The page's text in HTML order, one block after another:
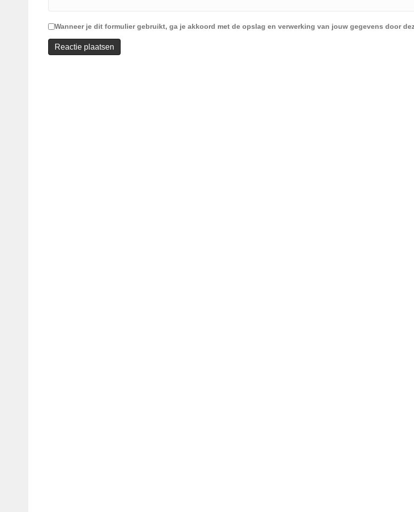
Wanneer je dit formulier gebruikt, ga je akkoord met de opslag en verwerking van jouw gegevens door